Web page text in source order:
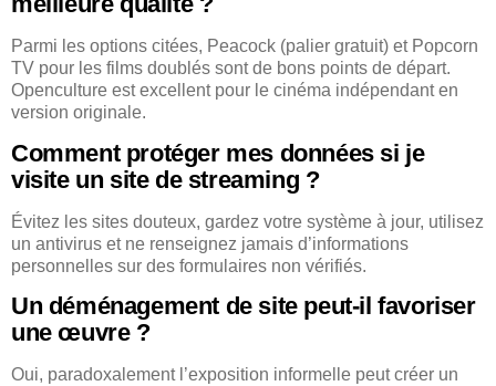
Parmi les options citées, Peacock (palier gratuit) et Popcorn
TV pour les films doublés sont de bons points de départ.
Openculture est excellent pour le cinéma indépendant en
version originale.
Comment protéger mes données si je
visite un site de streaming ?
Évitez les sites douteux, gardez votre système à jour, utilisez
un antivirus et ne renseignez jamais d’informations
personnelles sur des formulaires non vérifiés.
Un déménagement de site peut-il favoriser
une œuvre ?
Oui, paradoxalement l’exposition informelle peut créer un